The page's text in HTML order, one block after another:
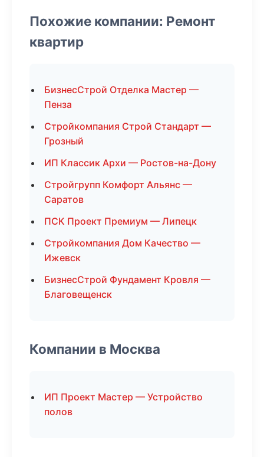
Похожие компании: Ремонт
квартир
БизнесСтрой Отделка Мастер —
Пенза
Стройкомпания Строй Стандарт —
Грозный
ИП Классик Архи — Ростов-на-Дону
Стройгрупп Комфорт Альянс —
Саратов
ПСК Проект Премиум — Липецк
Стройкомпания Дом Качество —
Ижевск
БизнесСтрой Фундамент Кровля —
Благовещенск
Компании в Москва
ИП Проект Мастер — Устройство
полов